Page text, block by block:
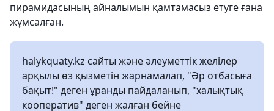
пирамидасының айналымын қамтамасыз етуге ғана
жұмсалған.
halykquaty.kz сайты және әлеуметтік желілер
арқылы өз қызметін жарнамалап, "Әр отбасыға
бақыт!" деген ұранды пайдаланып, "халықтық
кооператив" деген жалған бейне